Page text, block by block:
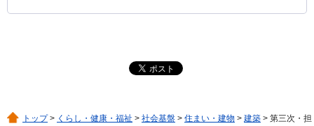
トップ> くらし・健康・福祉 > 社会基盤 > 住まい・建物 > 建築 > 第三次・担